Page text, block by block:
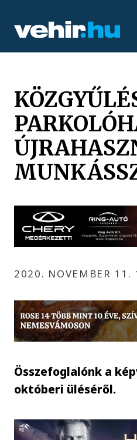
2020. NOVEMBER 11.
Összefoglalónk a
októberi üléséről.